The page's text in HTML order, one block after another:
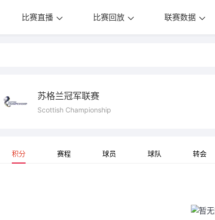
比赛直播 比赛回放 联赛数据
苏格兰冠军联赛
Scottish Championship
积分 赛程 球员 球队 转会